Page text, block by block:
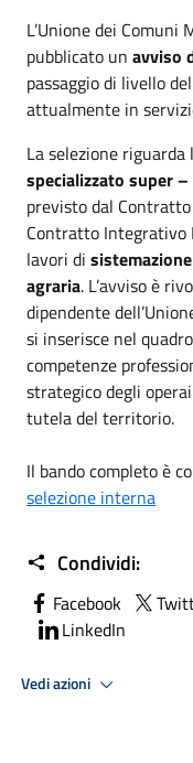
L’Unione dei
pubblicato un avviso
passaggio di livello
attualmente in
La selezione
specializzato super
previsto dal
Contratto Integrativo
lavori di
agraria. L’avviso è
dipendente
si inserisce nel
competenze
strategico degli
tutela del territorio.
Il bando completo è
selezione interna
Condividi:
Facebook
LinkedIn
Vedi azioni